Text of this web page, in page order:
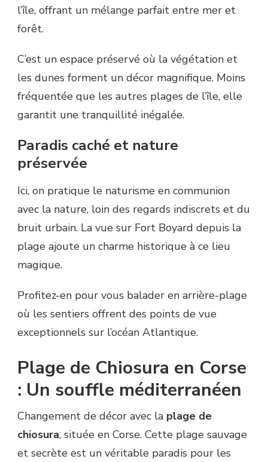
l’île, offrant un mélange parfait entre mer et
forêt.
C’est un espace préservé où la végétation et
les dunes forment un décor magnifique. Moins
fréquentée que les autres plages de l’île, elle
garantit une tranquillité inégalée.
Paradis caché et nature
préservée
Ici, on pratique le naturisme en communion
avec la nature, loin des regards indiscrets et du
bruit urbain. La vue sur Fort Boyard depuis la
plage ajoute un charme historique à ce lieu
magique.
Profitez-en pour vous balader en arrière-plage
où les sentiers offrent des points de vue
exceptionnels sur l’océan Atlantique.
Plage de Chiosura en Corse
: Un souffle méditerranéen
Changement de décor avec la plage de
chiosura, située en Corse. Cette plage sauvage
et secrète est un véritable paradis pour les